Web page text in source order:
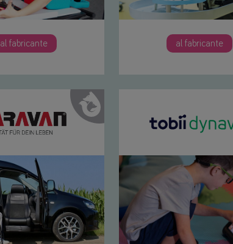
al fabricante al fabricante